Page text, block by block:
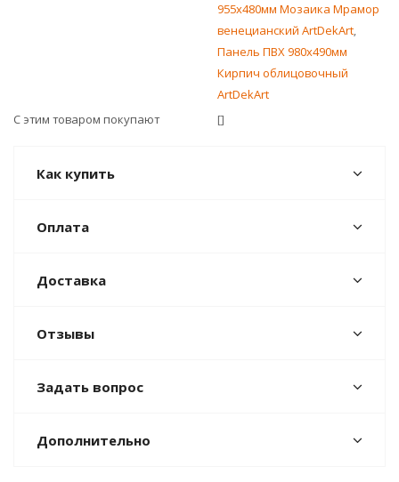
955х480мм Мозаика Мрамор
венецианский ArtDekArt,
Панель ПВХ 980х490мм
Кирпич облицовочный
ArtDekArt
С этим товаром покупают
[]
Как купить
Оплата
Доставка
Отзывы
Задать вопрос
Дополнительно